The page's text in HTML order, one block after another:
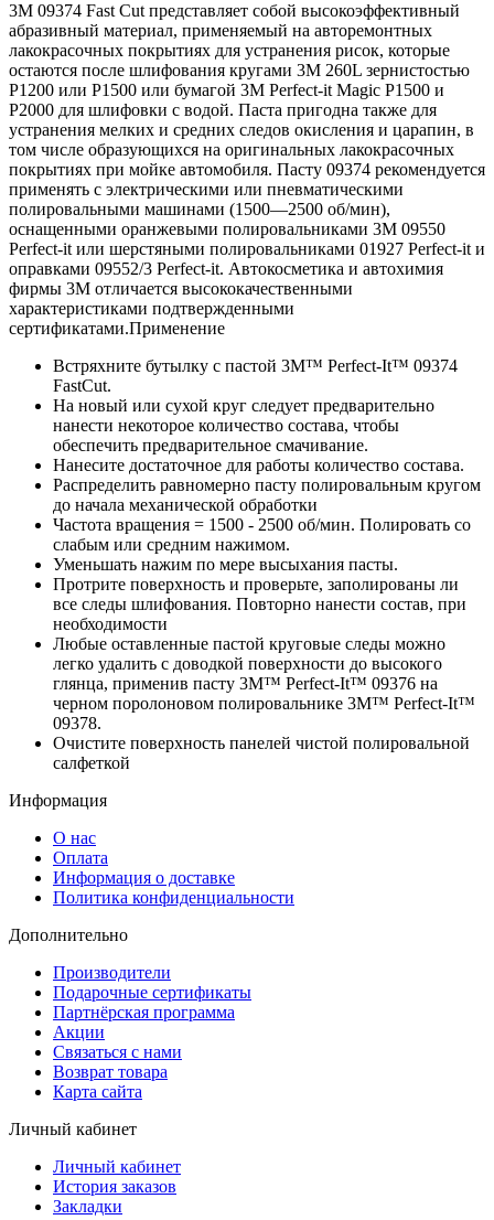
3М 09374 Fast Cut представляет собой высокоэффективный
абразивный материал, применяемый на авторемонтных
лакокрасочных покрытиях для устранения рисок, которые
остаются после шлифования кругами 3M 260L зернистостью
P1200 или P1500 или бумагой 3M Perfect-it Magic P1500 и
P2000 для шлифовки с водой. Паста пригодна также для
устранения мелких и средних следов окисления и царапин, в
том числе образующихся на оригинальных лакокрасочных
покрытиях при мойке автомобиля. Пасту 09374 рекомендуется
применять с электрическими или пневматическими
полировальными машинами (1500—2500 об/мин),
оснащенными оранжевыми полировальниками 3M 09550
Perfect-it или шерстяными полировальниками 01927 Perfect-it и
оправками 09552/3 Perfect-it. Автокосметика и автохимия
фирмы 3М отличается высококачественными
характеристиками подтвержденными
сертификатами.Применение
Встряхните бутылку с пастой 3M™ Perfect-It™ 09374
FastCut.
На новый или сухой круг следует предварительно
нанести некоторое количество состава, чтобы
обеспечить предварительное смачивание.
Нанесите достаточное для работы количество состава.
Распределить равномерно пасту полировальным кругом
до начала механической обработки
Частота вращения = 1500 - 2500 об/мин. Полировать со
слабым или средним нажимом.
Уменьшать нажим по мере высыхания пасты.
Протрите поверхность и проверьте, заполированы ли
все следы шлифования. Повторно нанести состав, при
необходимости
Любые оставленные пастой круговые следы можно
легко удалить с доводкой поверхности до высокого
глянца, применив пасту 3M™ Perfect-It™ 09376 на
черном поролоновом полировальнике 3M™ Perfect-It™
09378.
Очистите поверхность панелей чистой полировальной
салфеткой
Информация
О нас
Оплата
Информация о доставке
Политика конфиденциальности
Дополнительно
Производители
Подарочные сертификаты
Партнёрская программа
Акции
Связаться с нами
Возврат товара
Карта сайта
Личный кабинет
Личный кабинет
История заказов
Закладки